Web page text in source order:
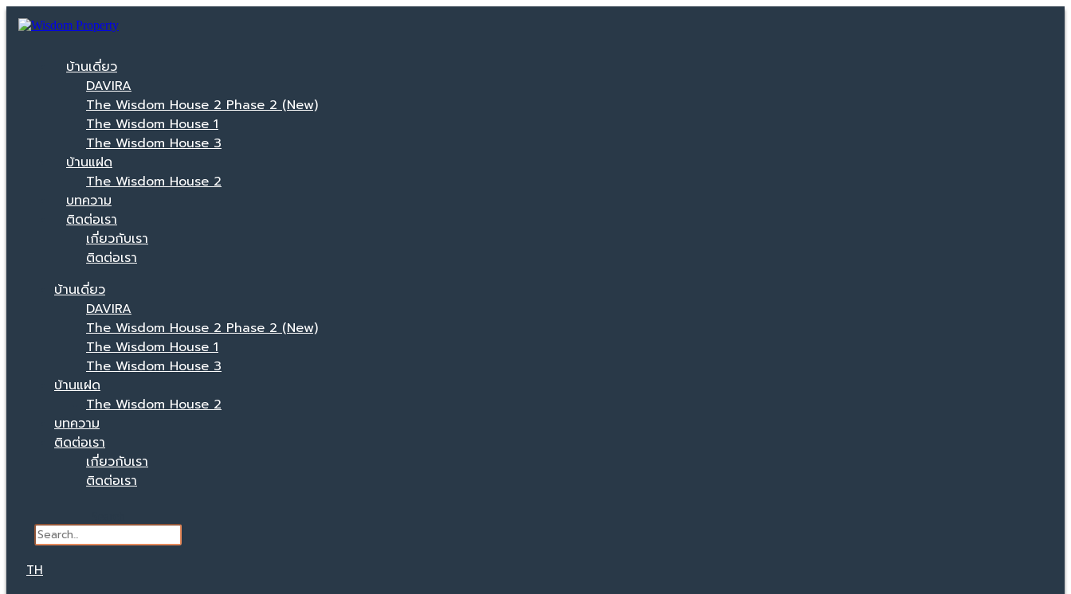
บ้านเดี่ยว
DAVIRA
The Wisdom House 2 Phase 2 (New)
The Wisdom House 1
The Wisdom House 3
บ้านแฝด
The Wisdom House 2
บทความ
ติดต่อเรา
เกี่ยวกับเรา
ติดต่อเรา
บ้านเดี่ยว
DAVIRA
The Wisdom House 2 Phase 2 (New)
The Wisdom House 1
The Wisdom House 3
บ้านแฝด
The Wisdom House 2
บทความ
ติดต่อเรา
เกี่ยวกับเรา
ติดต่อเรา
TH